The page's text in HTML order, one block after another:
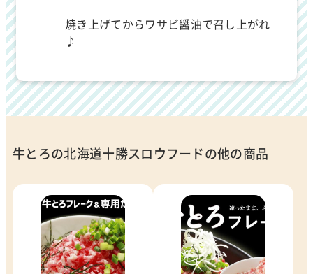
焼き上げてからワサビ醤油で召し上がれ
♪
牛とろの北海道十勝スロウフードの他の商品